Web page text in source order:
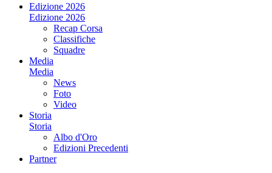
Edizione 2026
Edizione 2026
Recap Corsa
Classifiche
Squadre
Media
Media
News
Foto
Video
Storia
Storia
Albo d'Oro
Edizioni Precedenti
Partner